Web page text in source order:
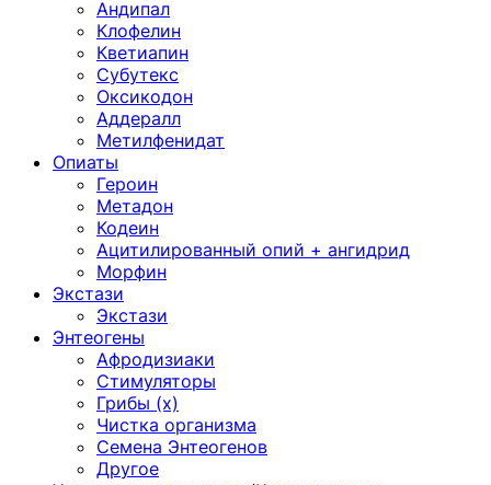
Андипал
Клофелин
Кветиапин
Субутекс
Оксикодон
Аддералл
Метилфенидат
Опиаты
Героин
Метадон
Кодеин
Ацитилированный опий + ангидрид
Морфин
Экстази
Экстази
Энтеогены
Афродизиаки
Стимуляторы
Грибы (х)
Чистка организма
Семена Энтеогенов
Другое